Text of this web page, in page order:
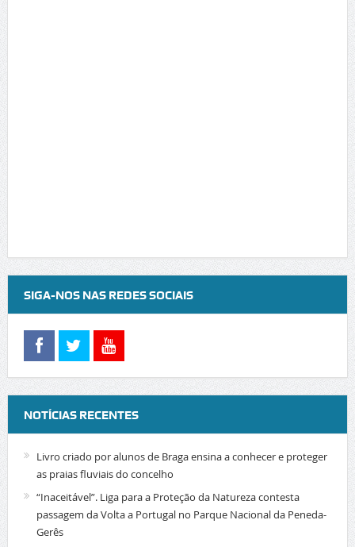
SIGA-NOS NAS REDES SOCIAIS
NOTÍCIAS RECENTES
Livro criado por alunos de Braga ensina a conhecer e proteger
as praias fluviais do concelho
“Inaceitável”. Liga para a Proteção da Natureza contesta
passagem da Volta a Portugal no Parque Nacional da Peneda-
Gerês